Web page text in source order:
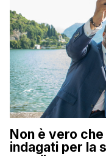
Non è vero
indagati per la